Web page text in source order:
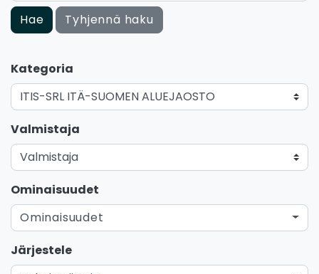
Hae Tyhjennä haku
Kategoria
Valmistaja
Ominaisuudet
Ominaisuudet
Järjestele